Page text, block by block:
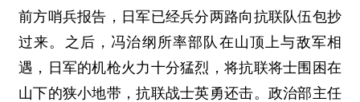
前方哨兵报告，日军已经兵分两路向抗联队伍包抄
过来。之后，冯治纲所率部队在山顶上与敌军相
遇，日军的机枪火力十分猛烈，将抗联将士围困在
山下的狭小地带，抗联战士英勇还击。政治部主任